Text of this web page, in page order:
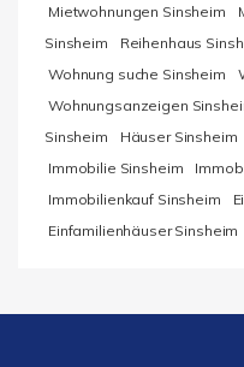
Mietwohnungen Sinsheim
Sinsheim
Reihenhaus
Wohnung suche Sinsheim
Wohnungsanzeigen
Sinsheim
Häuser Sinsheim
Immobilie Sinsheim
Immobilienkauf Sinsheim
Einfamilienhäuser Sinsheim